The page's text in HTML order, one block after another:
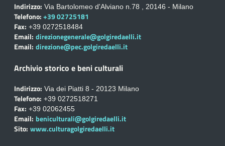
Indirizzo: Via Bartolomeo d'Alviano n.78 , 20146 - Milano
Telefono:+39 02725181
Fax: +39 0272518484
Email: direzionegenerale@golgiredaelli.it
Email: direzione@pec.golgiredaelli.it
Archivio storico e beni culturali
Indirizzo: Via dei Piatti 8 - 20123 Milano
Telefono: +39 0272518271
Fax: +39 02062455
Email: beniculturali@golgiredaelli.it
Sito: www.culturagolgiredaelli.it